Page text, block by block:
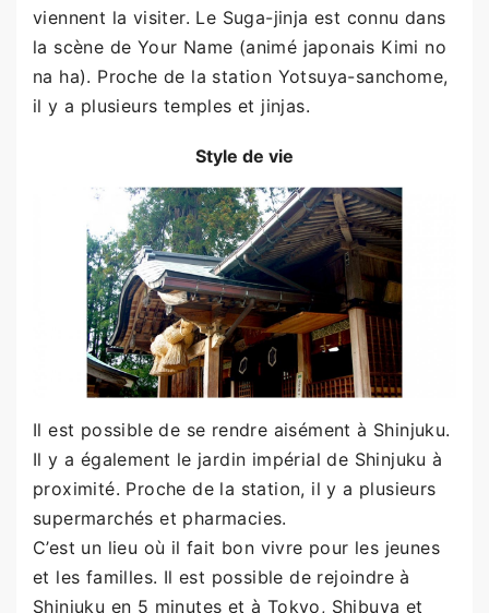
viennent la visiter. Le Suga-jinja est connu dans
la scène de Your Name (animé japonais Kimi no
na ha). Proche de la station Yotsuya-sanchome,
il y a plusieurs temples et jinjas.
Style de vie
Il est possible de se rendre aisément à Shinjuku.
Il y a également le jardin impérial de Shinjuku à
proximité. Proche de la station, il y a plusieurs
supermarchés et pharmacies.
C’est un lieu où il fait bon vivre pour les jeunes
et les familles. Il est possible de rejoindre à
Shinjuku en 5 minutes et à Tokyo, Shibuya et